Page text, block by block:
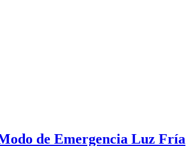
de Emergencia Luz Fría